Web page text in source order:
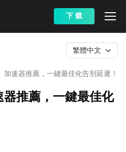
下 载
加速器推薦，一鍵最佳化告別延遲！
繁體中文
器推薦，一鍵最佳化